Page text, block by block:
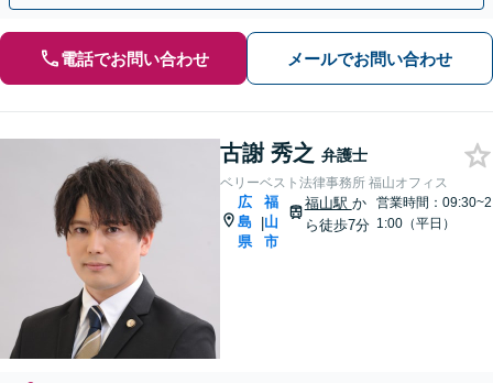
電話でお問い合わせ メールでお問い合わせ
古謝 秀之 弁護士
ベリーベスト法律事務所 福山オフィス
広
島
県
|
福
山
市
福山駅 か
ら徒歩7分
営業時間：09:30~2
1:00（平日）